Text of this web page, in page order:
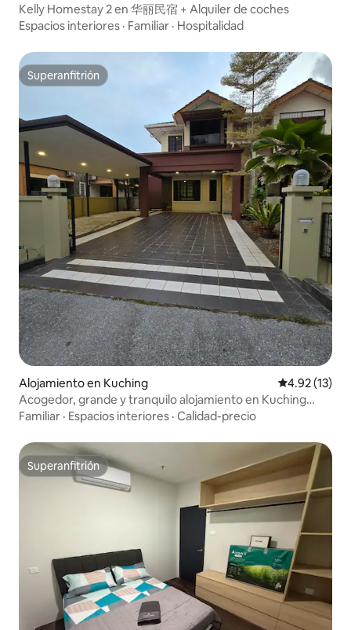
Kelly Homestay 2 en 华丽民宿 + Alquiler de coches
Espacios interiores · Familiar · Hospitalidad
Superanfitrión
Superanfitrión
Alojamiento en Kuching Calificación
4.92 (13)
Acogedor, grande y tranquilo alojamiento en Kuching
/Alquiler de coches
Familiar · Espacios interiores · Calidad-precio
Superanfitrión
Superanfitrión